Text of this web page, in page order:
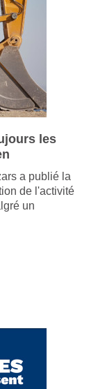
les
a publié la
de l'activité
un